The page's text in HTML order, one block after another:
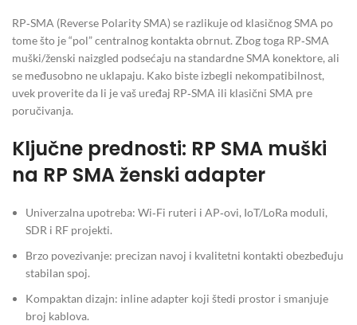
RP‑SMA (Reverse Polarity SMA) se razlikuje od klasičnog SMA po
tome što je “pol” centralnog kontakta obrnut. Zbog toga RP‑SMA
muški/ženski naizgled podsećaju na standardne SMA konektore, ali
se međusobno ne uklapaju. Kako biste izbegli nekompatibilnost,
uvek proverite da li je vaš uređaj RP‑SMA ili klasični SMA pre
poručivanja.
Ključne prednosti: RP SMA muški
na RP SMA ženski adapter
Univerzalna upotreba: Wi‑Fi ruteri i AP‑ovi, IoT/LoRa moduli,
SDR i RF projekti.
Brzo povezivanje: precizan navoj i kvalitetni kontakti obezbeđuju
stabilan spoj.
Kompaktan dizajn: inline adapter koji štedi prostor i smanjuje
broj kablova.